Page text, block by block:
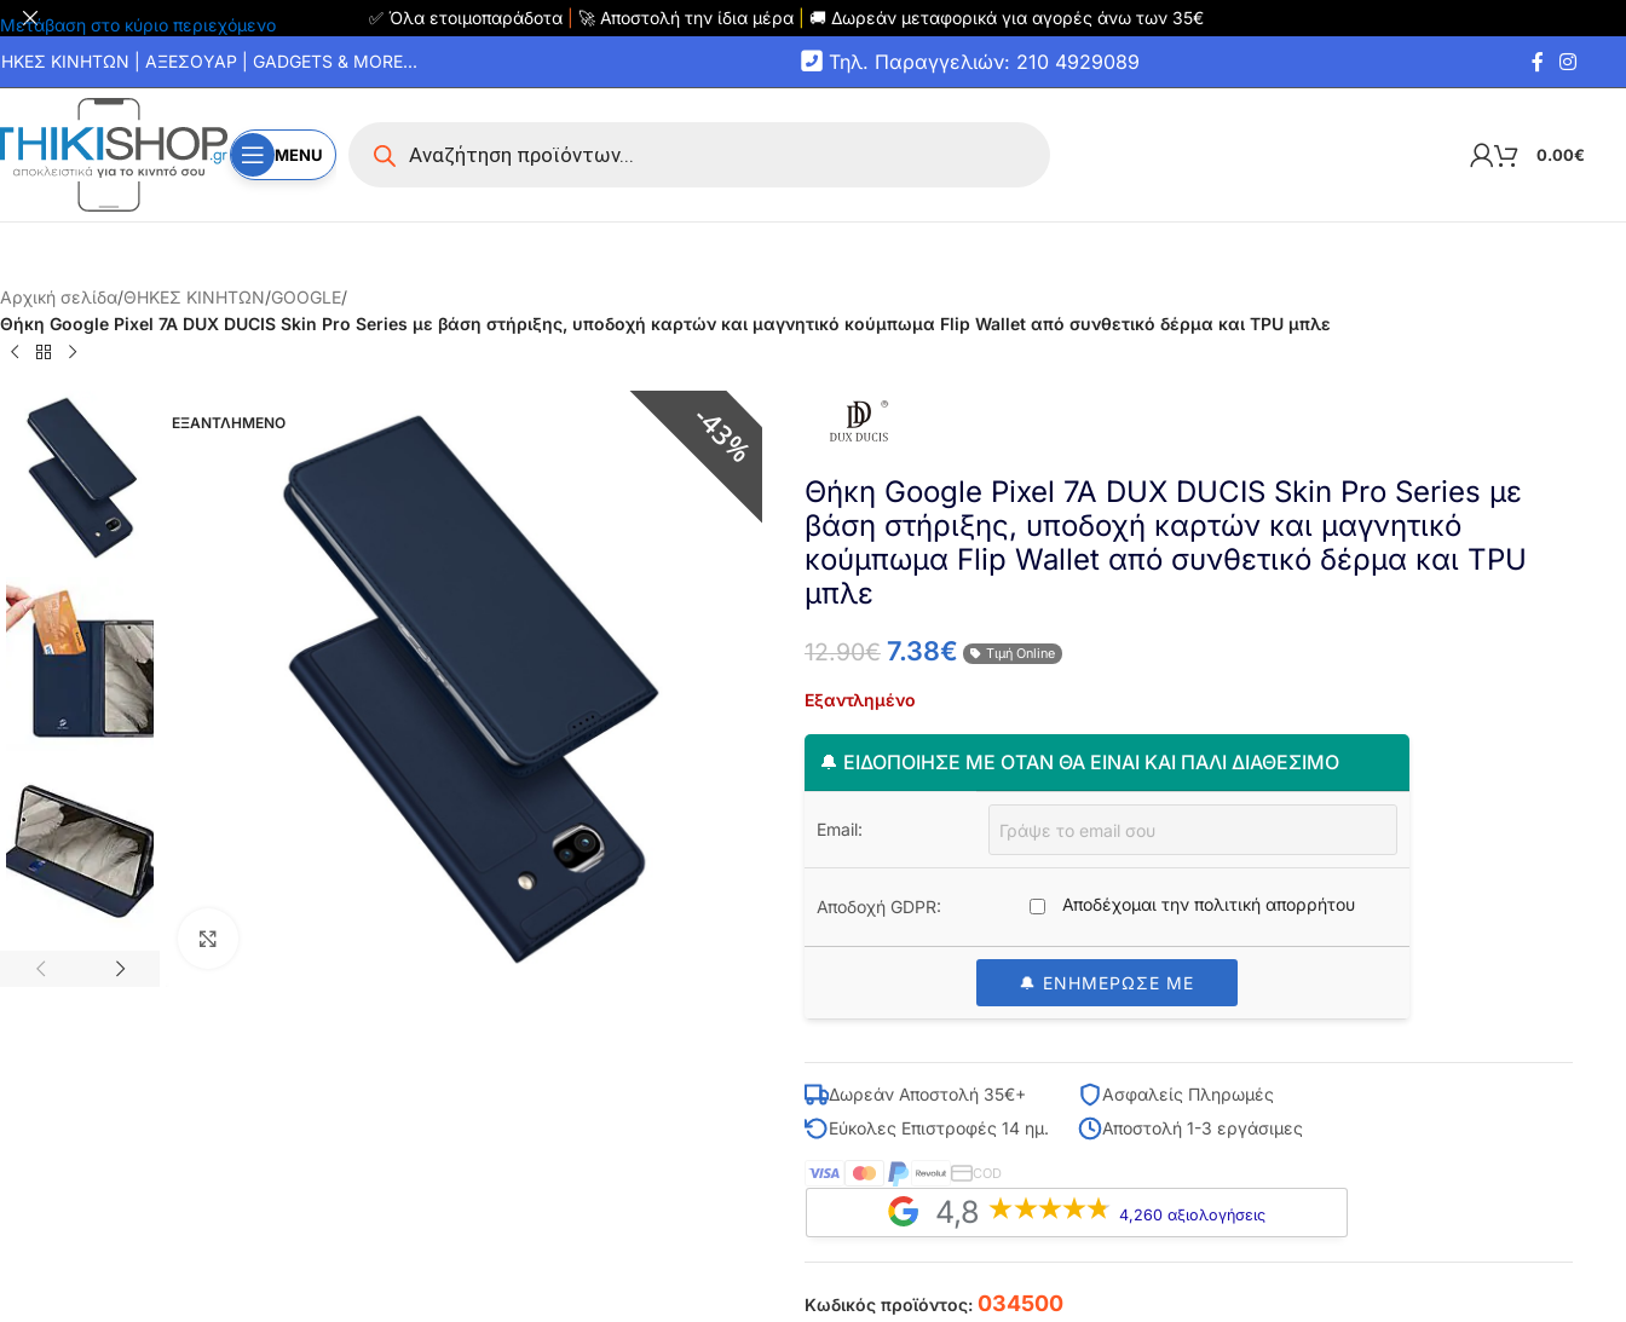
Μετάβαση στο κύριο περιεχόμενο ✅ Όλα ετοιμοπαράδοτα 🚀 Αποστολή την ίδια μέρα 🚚 Δωρεάν μεταφορικά για αγορές άνω των 35€
ΚΙΝΗΤΩΝ | ΑΞΕΣΟΥΑΡ | GADGETS & MORE... Τηλ. Παραγγελιών: 210 4929089
MENU 0.00€
Αρχική σελίδα/ΘΗΚΕΣ ΚΙΝΗΤΩΝ/GOOGLE/
Θήκη Google Pixel 7A DUX DUCIS Skin Pro Series με βάση στήριξης, υποδοχή καρτών και μαγνητικό κούμπωμα Flip Wallet από συνθετικό δέρμα και TPU μπλε
ΕΞΑΝΤΛΗΜΕΝΟ 43%
Θήκη Google Pixel 7A DUX DUCIS Skin Pro Series με
βάση στήριξης, υποδοχή καρτών και μαγνητικό
κούμπωμα Flip Wallet από συνθετικό δέρμα και TPU
μπλε
12.90€ 7.38€ Τιμή Online
Εξαντλημένο
🔔 ΕΙΔΟΠΟΊΗΣΈ ΜΕ ΌΤΑΝ ΘΑ ΕΊΝΑΙ ΚΑΙ ΠΆΛΙ ΔΙΑΘΈΣΙΜΟ
Email:
Αποδοχή GDPR: Αποδέχομαι την πολιτική απορρήτου
🔔 ΕΝΗΜΕΡΩΣΕ ΜΕ
Δωρεάν Αποστολή 35€+
Ασφαλείς Πληρωμές
Εύκολες Επιστροφές 14 ημ.
Αποστολή 1-3 εργάσιμες
COD
4,8 4,260 αξιολογήσεις
Κωδικός προϊόντος: 034500